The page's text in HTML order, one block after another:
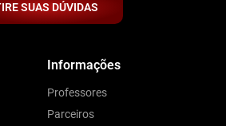
SUAS DÚVIDAS
Informações
Professores
Parceiros